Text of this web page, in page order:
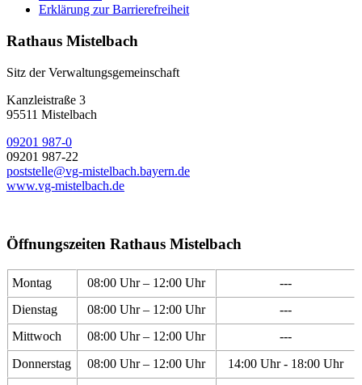
Erklärung zur Barrierefreiheit
Rathaus Mistelbach
Sitz der Verwaltungsgemeinschaft
Kanzleistraße 3
95511 Mistelbach
09201 987-0
09201 987-22
poststelle@vg-mistelbach.bayern.de
www.vg-mistelbach.de
Öffnungszeiten Rathaus Mistelbach
Montag 08:00 Uhr – 12:00 Uhr
---
Dienstag
08:00 Uhr – 12:00 Uhr
---
Mittwoch
08:00 Uhr – 12:00 Uhr
---
Donnerstag
08:00 Uhr – 12:00 Uhr
14:00 Uhr - 18:00 Uhr